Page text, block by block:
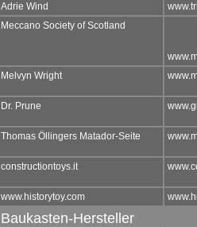
Adrie Wind
Meccano Society of Scotland
Melvyn Wright
Dr. Prune
Thomas Öllingers Matador-Seite
constructiontoys.it
www.historytoy.com
Baukasten-Hersteller